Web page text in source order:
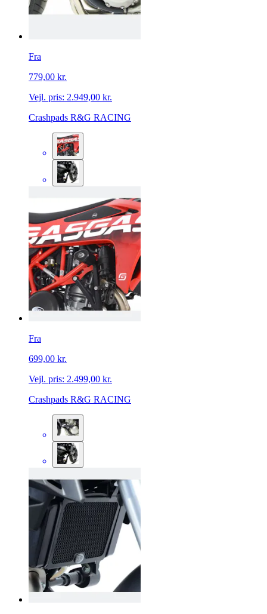
Fra
779,00 kr.
Vejl. pris: 2.949,00 kr.
Crashpads R&G RACING
Fra
699,00 kr.
Vejl. pris: 2.499,00 kr.
Crashpads R&G RACING